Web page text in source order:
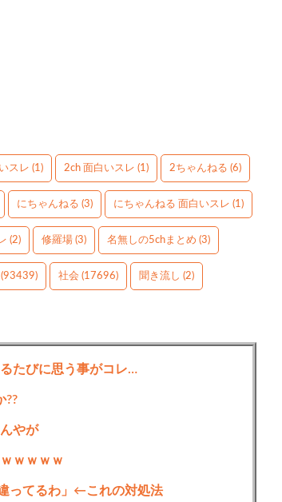
スレ (1) 2ch 面白いスレ (1) 2ちゃんねる (6)
にちゃんねる (3) にちゃんねる 面白いスレ (1)
(2) 修羅場 (3) 名無しの5chまとめ (3)
(93439) 社会 (17696) 聞き流し (2)
たびに思う事がコレ…
??
やが
ｗｗｗｗ
ってるわ」←これの対処法